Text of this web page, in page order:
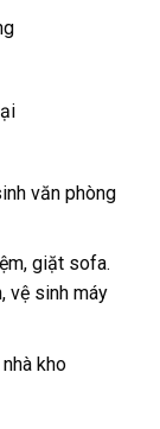
văn phòng
giặt sofa.
vệ sinh máy
kho